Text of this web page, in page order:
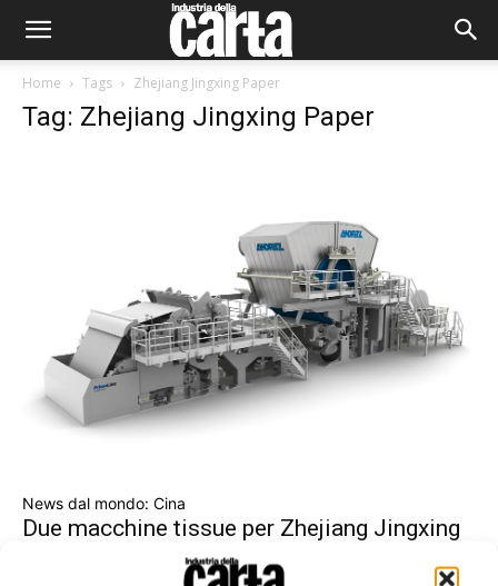
Home Tags Zhejiang Jingxing Paper
Tag: Zhejiang Jingxing Paper
News dal mondo: Cina
Due macchine tissue per Zhejiang Jingxing